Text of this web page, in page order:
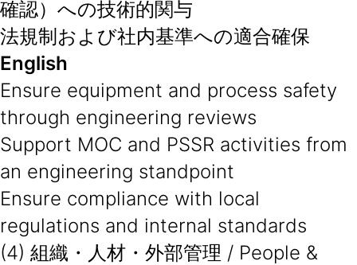
確認）への技術的関与
法規制および社内基準への適合確保
English
Ensure equipment and process safety
through engineering reviews
Support MOC and PSSR activities from
an engineering standpoint
Ensure compliance with local
regulations and internal standards
(4) 組織・人材・外部管理 / People &